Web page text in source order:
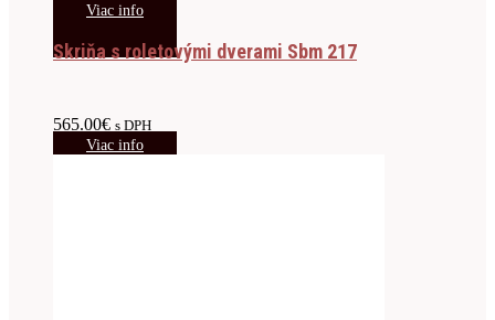
Viac info
Skriňa s roletovými dverami Sbm 217
565.00€ s DPH
Viac info